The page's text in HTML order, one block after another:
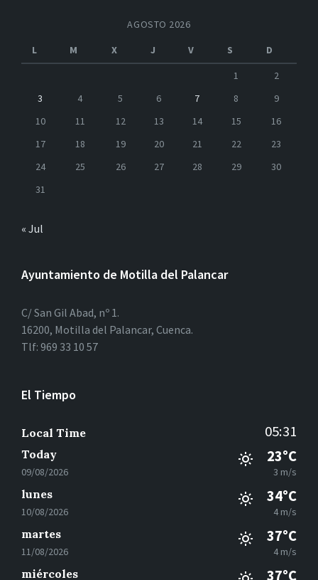
AGOSTO 2026
L
M X J V S
D
1
2
3
4 5 6 7 8
9
10
11 12 13 14 15
16
17
18 19 20 21 22
23
24
25 26 27 28 29
30
31
« Jul
Ayuntamiento de Motilla del Palancar
C/ San Gil Abad, nº 1.
16200, Motilla del Palancar, Cuenca.
Tlf: 969 33 10 57
El Tiempo
Local Time 05:31
Today
09/08/2026
23°C
3 m/s
lunes
10/08/2026
34°C
4 m/s
martes
11/08/2026
37°C
4 m/s
miércoles 37°C